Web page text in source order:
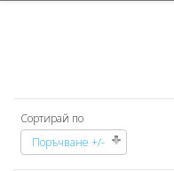
Сортирай по
Поръчване +/-